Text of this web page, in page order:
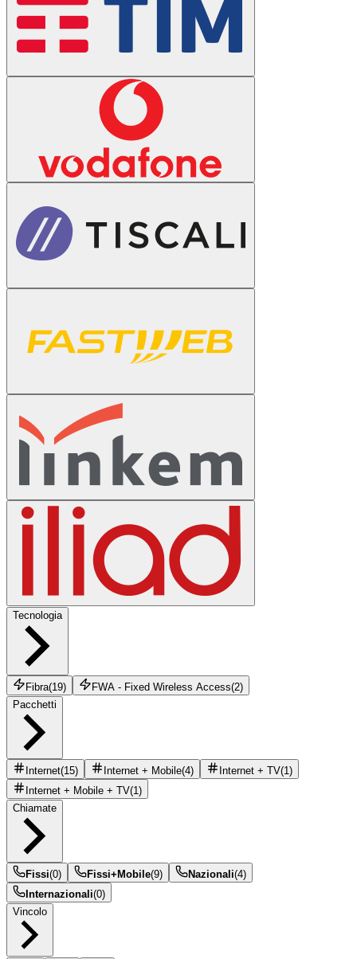
Tecnologia
Fibra(19) FWA - Fixed Wireless Access(2)
Pacchetti
Internet(15) Internet + Mobile(4) Internet + TV(1)
Internet + Mobile + TV(1)
Chiamate
Fissi(0) Fissi+Mobile(9) Nazionali(4)
Internazionali(0)
Vincolo